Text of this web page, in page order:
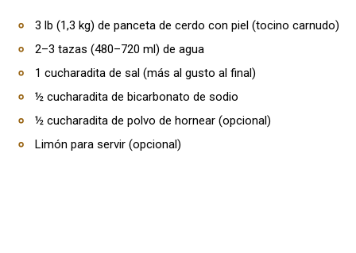
3 lb (1,3 kg) de panceta de cerdo con piel (tocino carnudo)
2–3 tazas (480–720 ml) de agua
1 cucharadita de sal (más al gusto al final)
½ cucharadita de bicarbonato de sodio
½ cucharadita de polvo de hornear (opcional)
Limón para servir (opcional)